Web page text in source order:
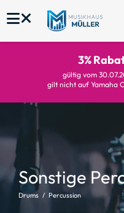
3%
gültig vom
gilt nicht auf Yamaha
Sonstige
Drums Percussion